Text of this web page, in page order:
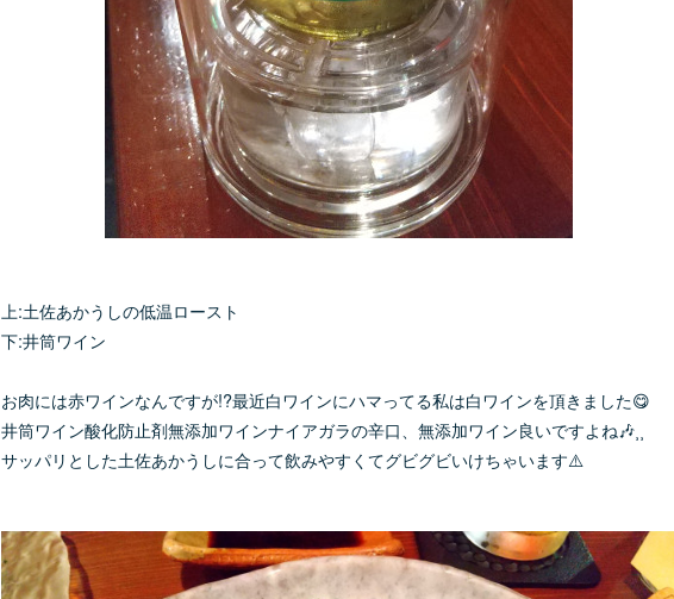
上:土佐あかうしの低温ロースト
下:井筒ワイン
お肉には赤ワインなんですが!?最近白ワインにハマってる私は白ワインを頂きました😋
井筒ワイン酸化防止剤無添加ワインナイアガラの辛口、無添加ワイン良いですよね🎶⸒⸒
サッパリとした土佐あかうしに合って飲みやすくてグビグビいけちゃいます⚠️